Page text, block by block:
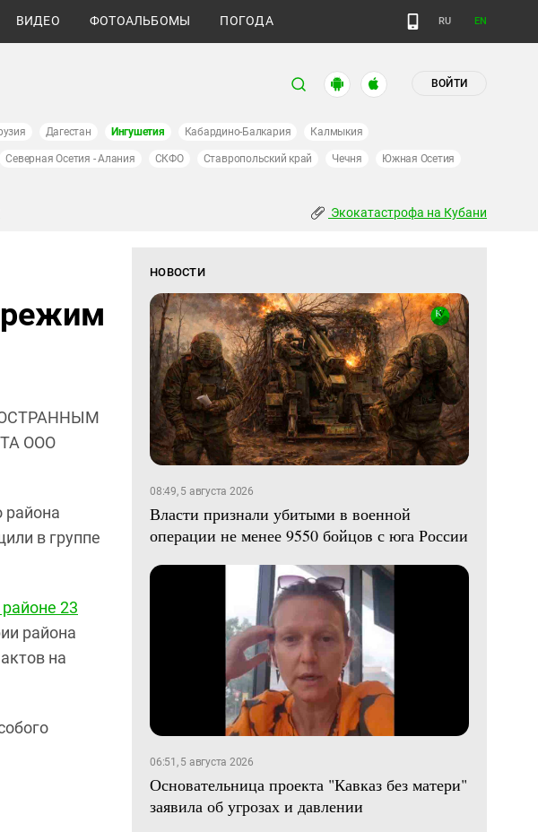
ВИДЕО ФОТОАЛЬБОМЫ ПОГОДА RU EN
ВОЙТИ
Дагестан Ингушетия Кабардино-Балкария Калмыкия
Северная Осетия - Алания СКФО Ставропольский край Чечня Южная Осетия
Экокатастрофа на Кубани
режим
ООО
района
в группе
23
района
на
НОВОСТИ
08:49, 5 августа 2026
Власти признали убитыми в военной
операции не менее 9550 бойцов с юга России
06:51, 5 августа 2026
Основательница проекта "Кавказ без матери"
заявила об угрозах и давлении